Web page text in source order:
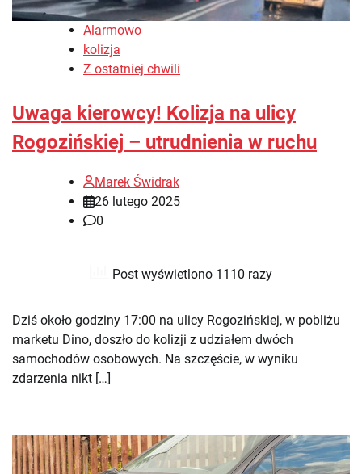
Alarmowo
kolizja
Z ostatniej chwili
Uwaga kierowcy! Kolizja na ulicy
Rogozińskiej – utrudnienia w ruchu
Marek Świdrak
26 lutego 2025
0
Post wyświetlono 1110 razy
Dziś około godziny 17:00 na ulicy Rogozińskiej, w pobliżu
marketu Dino, doszło do kolizji z udziałem dwóch
samochodów osobowych. Na szczęście, w wyniku
zdarzenia nikt […]